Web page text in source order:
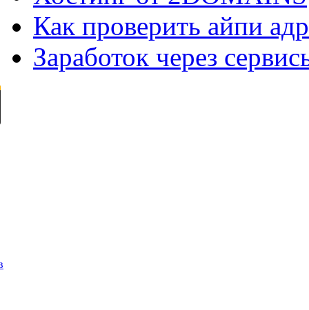
Как проверить айпи
Заработок через